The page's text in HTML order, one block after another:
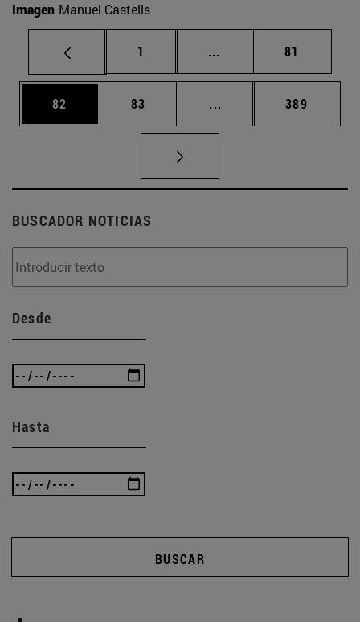
Imagen Manuel Castells
Página
1 ... Páginas intermedias
Página
81
Página
82 Página
83 ... Páginas intermedias
Página
389
BUSCADOR NOTICIAS
Desde
Hasta
BUSCAR